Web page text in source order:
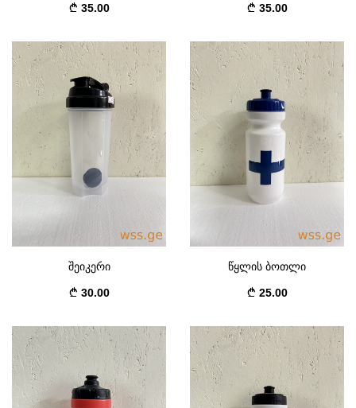
35.00 35.00
შეიკერი
30.00
წყლის ბოთლი
25.00